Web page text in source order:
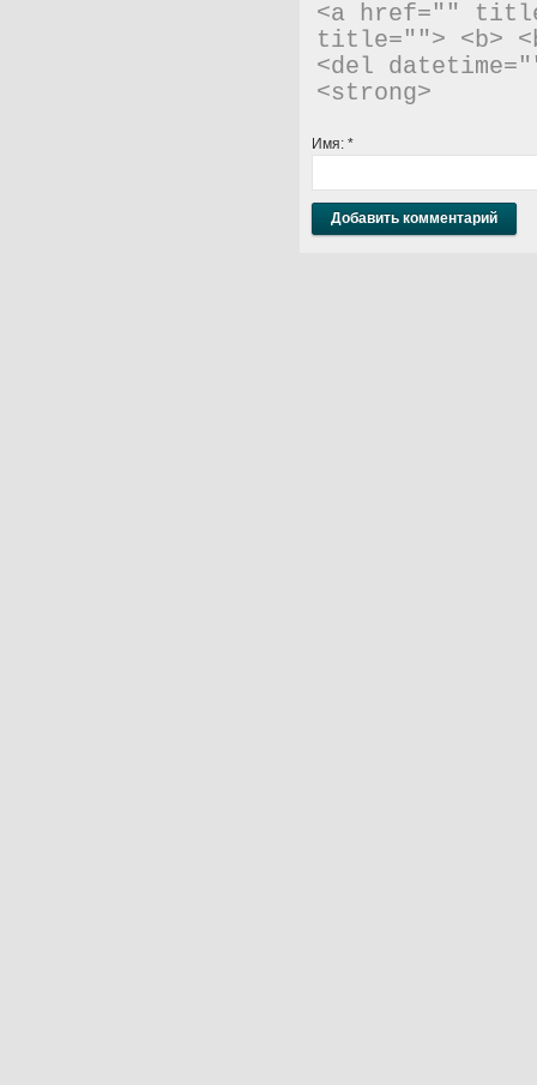
<a href=""
title=""> <b>
<del
<strong>
Имя: *